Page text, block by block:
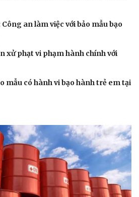
an làm việc với bảo mẫu bạo
xử phạt vi phạm hành chính với
mẫu có hành vi bạo hành trẻ em tại